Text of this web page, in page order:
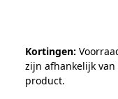
Kortingen:
zijn afhankelijk
product.